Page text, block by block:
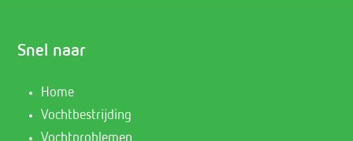
Snel naar
Home
Vochtbestrijding
Vochtproblemen